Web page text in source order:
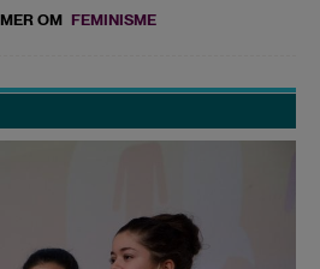
MER OM FEMINISME